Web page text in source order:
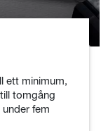
ett minimum,
tomgång
fem